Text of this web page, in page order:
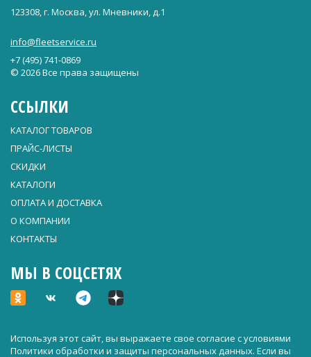
123308, г. Москва, ул. Мневники, д.1
info@fleetservice.ru
+7 (495) 741-0869
© 2026 Все права защищены
ССЫЛКИ
КАТАЛОГ ТОВАРОВ
ПРАЙС-ЛИСТЫ
СКИДКИ
КАТАЛОГИ
ОПЛАТА И ДОСТАВКА
О КОМПАНИИ
КОНТАКТЫ
МЫ В СОЦСЕТЯХ
Используя этот сайт, вы выражаете свое согласие с условиями
Политики обработки и защиты персональных данных. Если вы